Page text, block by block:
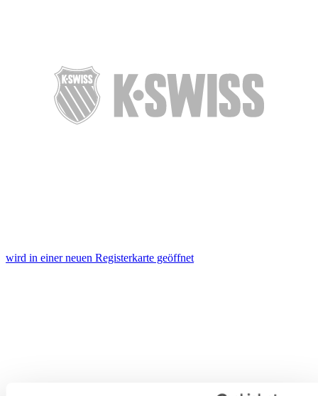
wird in einer neuen Registerkarte geöffnet